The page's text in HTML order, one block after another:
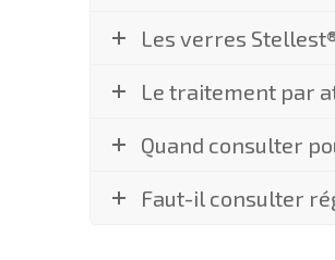
Les verres
Le traitement par
Quand consulter
Faut-il consulter